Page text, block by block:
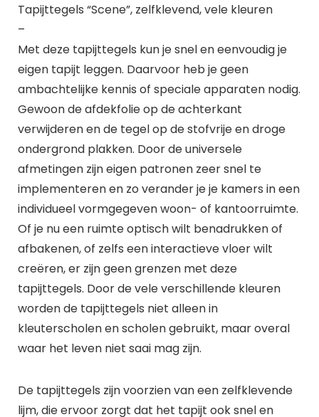
Tapijttegels “Scene”, zelfklevend, vele kleuren
–
Met deze tapijttegels kun je snel en eenvoudig je
eigen tapijt leggen. Daarvoor heb je geen
ambachtelijke kennis of speciale apparaten nodig.
Gewoon de afdekfolie op de achterkant
verwijderen en de tegel op de stofvrije en droge
ondergrond plakken. Door de universele
afmetingen zijn eigen patronen zeer snel te
implementeren en zo verander je je kamers in een
individueel vormgegeven woon- of kantoorruimte.
Of je nu een ruimte optisch wilt benadrukken of
afbakenen, of zelfs een interactieve vloer wilt
creëren, er zijn geen grenzen met deze
tapijttegels. Door de vele verschillende kleuren
worden de tapijttegels niet alleen in
kleuterscholen en scholen gebruikt, maar overal
waar het leven niet saai mag zijn.
De tapijttegels zijn voorzien van een zelfklevende
lijm, die ervoor zorgt dat het tapijt ook snel en